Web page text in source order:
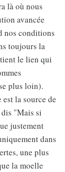
là où nous
avancée
nos conditions
toujours la
le lien qui
plus loin).
la source de
"Mais si
justement
dans
une plus
la moelle